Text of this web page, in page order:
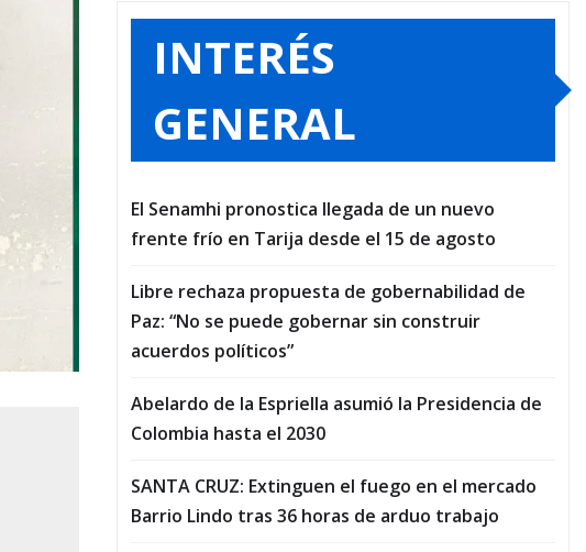
INTERÉS
GENERAL
El Senamhi pronostica llegada de un nuevo
frente frío en Tarija desde el 15 de agosto
Libre rechaza propuesta de gobernabilidad de
Paz: “No se puede gobernar sin construir
acuerdos políticos”
Abelardo de la Espriella asumió la Presidencia de
Colombia hasta el 2030
SANTA CRUZ: Extinguen el fuego en el mercado
Barrio Lindo tras 36 horas de arduo trabajo